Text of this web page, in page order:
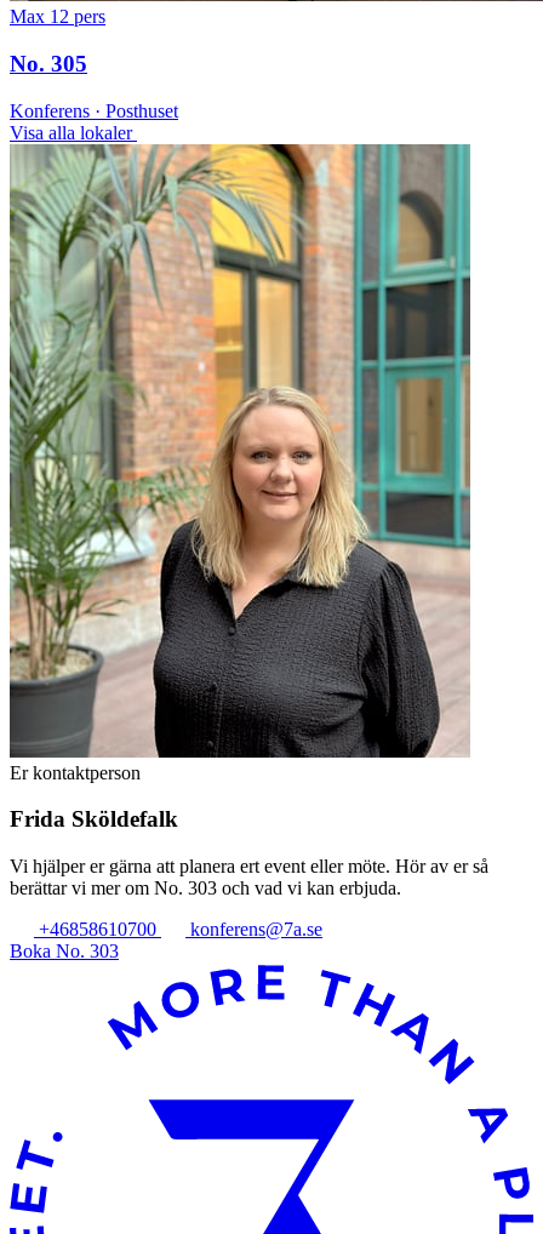
Max 12 pers
No. 305
Konferens · Posthuset
Visa alla lokaler
Er kontaktperson
Frida Sköldefalk
Vi hjälper er gärna att planera ert event eller möte. Hör av er så
berättar vi mer om No. 303 och vad vi kan erbjuda.
+46858610700
konferens@7a.se
Boka No. 303